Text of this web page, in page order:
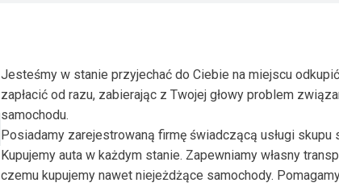
Jesteśmy w stanie przyjechać do Ciebie na miejscu
zapłacić od razu, zabierając z Twojej głowy problem
samochodu.
Posiadamy zarejestrowaną firmę świadczącą usługi skupu
Kupujemy auta w każdym stanie. Zapewniamy własny
czemu kupujemy nawet niejeżdżące samochody.